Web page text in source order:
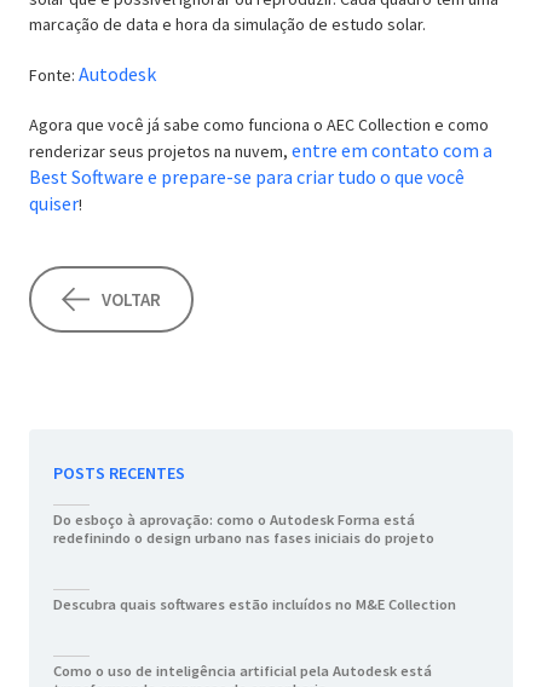
marcação de data e hora da simulação de estudo solar.
Fonte: Autodesk
Agora que você já sabe como funciona o AEC Collection e como
renderizar seus projetos na nuvem, entre em contato com a
Best Software e prepare-se para criar tudo o que você
quiser!
VOLTAR
POSTS RECENTES
Do esboço à aprovação: como o Autodesk Forma está
redefinindo o design urbano nas fases iniciais do projeto
Descubra quais softwares estão incluídos no M&E Collection
Como o uso de inteligência artificial pela Autodesk está